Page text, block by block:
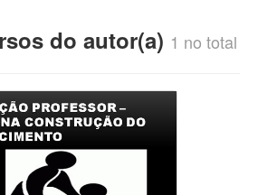
do autor(a) 1 no total